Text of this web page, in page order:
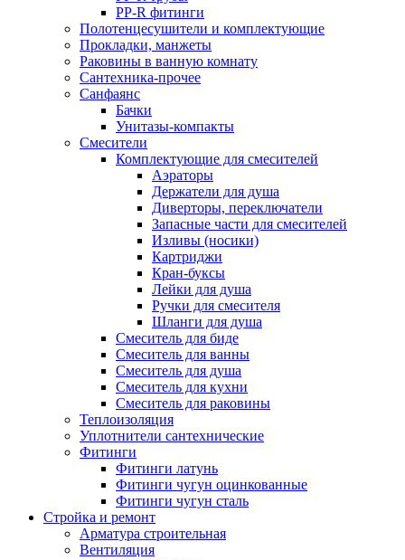
PP-R фитинги
Полотенцесушители и комплектующие
Прокладки, манжеты
Раковины в ванную комнату
Сантехника-прочее
Санфаянс
Бачки
Унитазы-компакты
Смесители
Комплектующие для смесителей
Аэраторы
Держатели для душа
Диверторы, переключатели
Запасные части для смесителей
Изливы (носики)
Картриджи
Кран-буксы
Лейки для душа
Ручки для смесителя
Шланги для душа
Смеситель для биде
Смеситель для ванны
Смеситель для душа
Смеситель для кухни
Смеситель для раковины
Теплоизоляция
Уплотнители сантехнические
Фитинги
Фитинги латунь
Фитинги чугун оцинкованные
Фитинги чугун сталь
Стройка и ремонт
Арматура строительная
Вентиляция